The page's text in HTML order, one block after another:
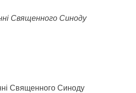
Священного Синоду
Священного Синоду